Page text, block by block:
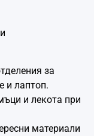
за
и лаптоп.
и лекота при
материали